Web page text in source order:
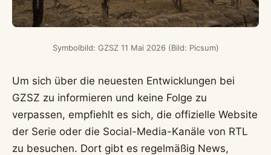
Symbolbild: GZSZ 11 Mai 2026 (Bild: Picsum)
Um sich über die neuesten Entwicklungen bei
GZSZ zu informieren und keine Folge zu
verpassen, empfiehlt es sich, die offizielle Website
der Serie oder die Social-Media-Kanäle von RTL
zu besuchen. Dort gibt es regelmäßig News,